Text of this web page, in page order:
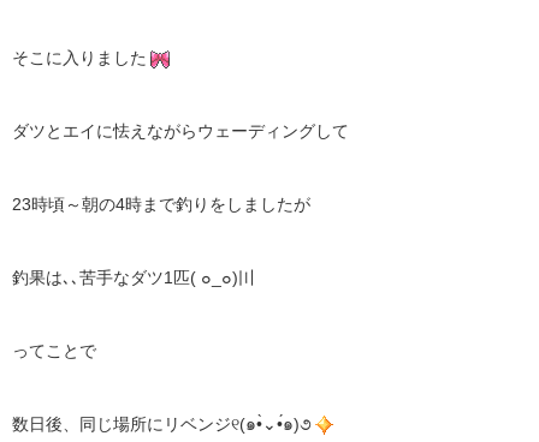
そこに入りました
ダツとエイに怯えながらウェーディングして
23時頃～朝の4時まで釣りをしましたが
釣果は､､苦手なダツ1匹( ๐_๐)〣
ってことで
数日後、同じ場所にリベンジ୧(๑•̀⌄•́๑)૭